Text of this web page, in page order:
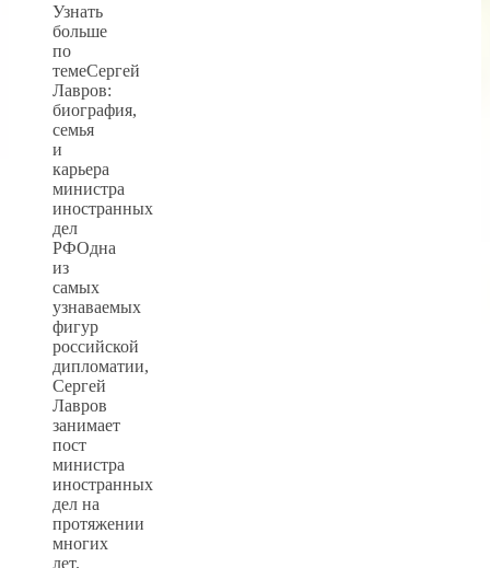
Узнать
больше
по
темеСергей
Лавров:
биография,
семья
и
карьера
министра
иностранных
дел
РФОдна
из
самых
узнаваемых
фигур
российской
дипломатии,
Сергей
Лавров
занимает
пост
министра
иностранных
дел на
протяжении
многих
лет.